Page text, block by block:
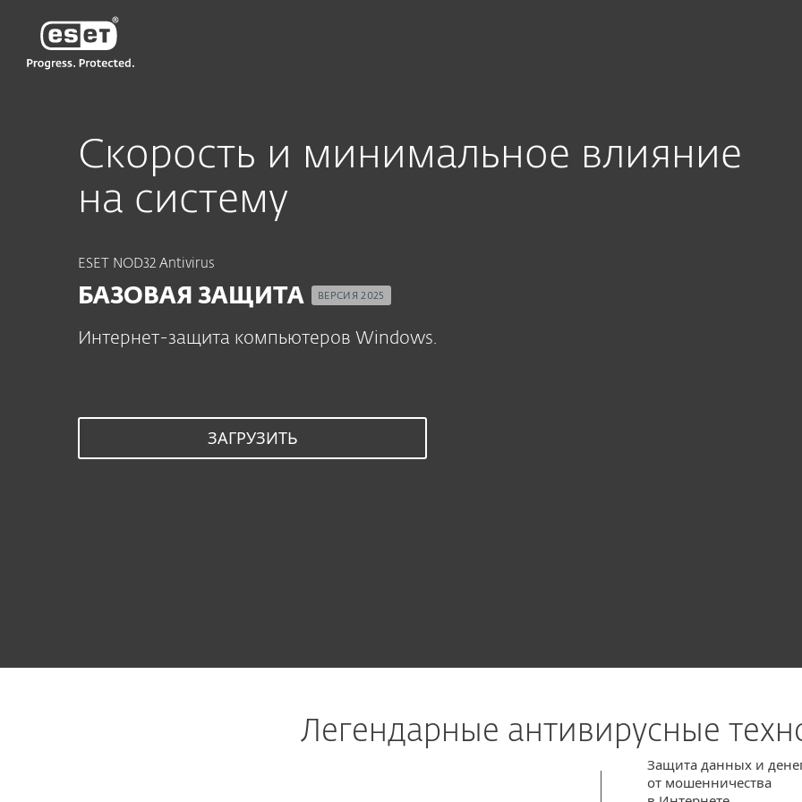
Скорость и минимальное влияние
на систему
ESET NOD32 Antivirus
БАЗОВАЯ ЗАЩИТА ВЕРСИЯ 2025
Интернет-защита компьютеров Windows.
ЗАГРУЗИТЬ
Легендарные антивирусные
Защита данных и
от мошенничества
TM-RUДля дома
ESET